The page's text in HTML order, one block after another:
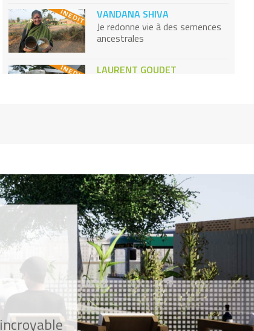
VANDANA SHIVA
Je redonne vie à des semences
ancestrales
LAURENT GOUDET
ALAIN MAROIS
J’ai créé le premier supermarché
d’objets recyclés
CÉDRIC CARLES
J'utilise la nature pour faire
tourner mes platines
GEORGE MADHAVAN
Mon système permet de boire
l'eau des toilettes